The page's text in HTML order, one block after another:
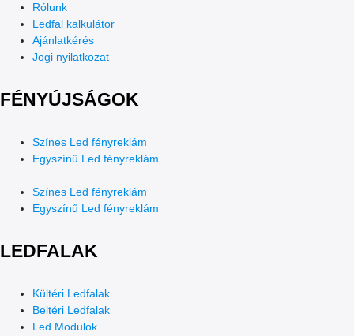
Rólunk
Ledfal kalkulátor
Ajánlatkérés
Jogi nyilatkozat
FÉNYÚJSÁGOK
Színes Led fényreklám
Egyszínű Led fényreklám
Színes Led fényreklám
Egyszínű Led fényreklám
LEDFALAK
Kültéri Ledfalak
Beltéri Ledfalak
Led Modulok